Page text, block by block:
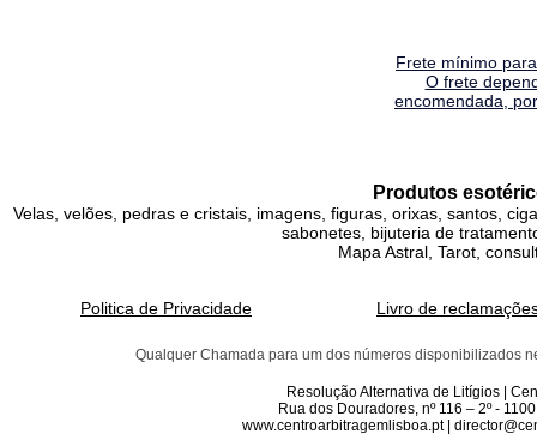
Frete mínimo
O frete
encomendada,
Produtos
Velas, velões, pedras e cristais, imagens, figuras, orixas, santos,
sabonetes, bijuteria de
Mapa Astral, Tarot,
Politica de Privacidade Livro de
Qualquer Chamada para um dos números disponibilizados
Resolução Alternativa de Litígios |
Rua dos Douradores, nº 116 – 2º -
www.centroarbitragemlisboa.pt |